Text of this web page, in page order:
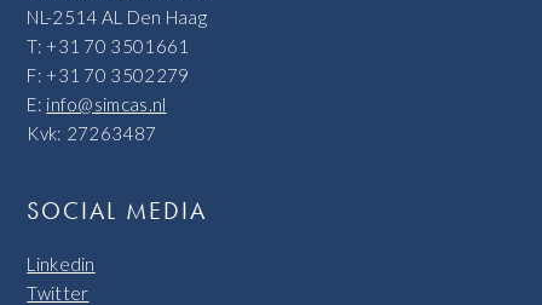
NL-2514 AL Den Haag
T: +31 70 3501661
F: +31 70 3502279
E: info@simcas.nl
Kvk: 27263487
SOCIAL MEDIA
Linkedin
Twitter